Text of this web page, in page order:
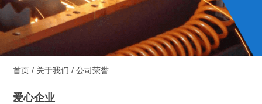
首页 / 关于我们 /公司荣誉
爱心企业